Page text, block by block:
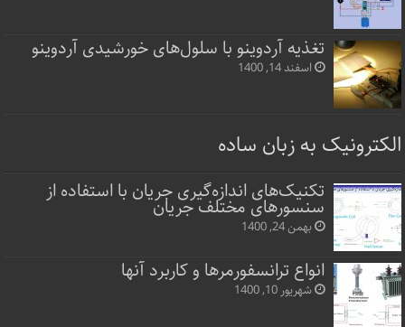
تغذیه آردوینو با سلول‌های خورشیدی آردوینو
اسفند 14, 1400
الکترونیک به زبان ساده
تکنیک‌های اندازه‌گیری جریان با استفاده از
سنسورهای مختلف جریان
بهمن 24, 1400
انواع ترانسفورمرها و کاربرد آنها
شهریور 10, 1400